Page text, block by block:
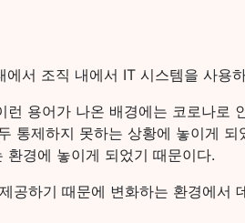
서 조직 내에서 IT 시스템을 사용
용어가 나온 배경에는 코로나로
통제하지 못하는 상황에 놓이게
경에 놓이게 되었기 때문이다.
하기 때문에 변화하는 환경에서